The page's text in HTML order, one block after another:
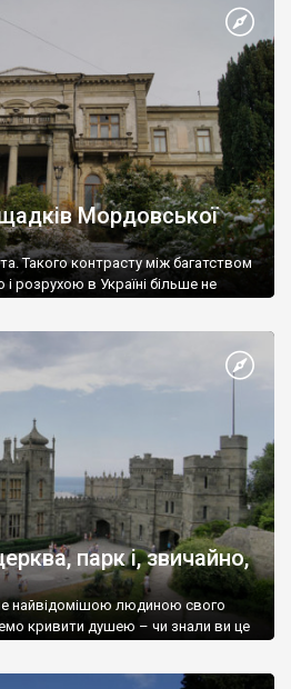
Мордовської
Такого контрасту між багатством
розрухою в Україні більше не
парк і, звичайно,
найвідомішою людиною свого
кривити душею – чи знали ви це